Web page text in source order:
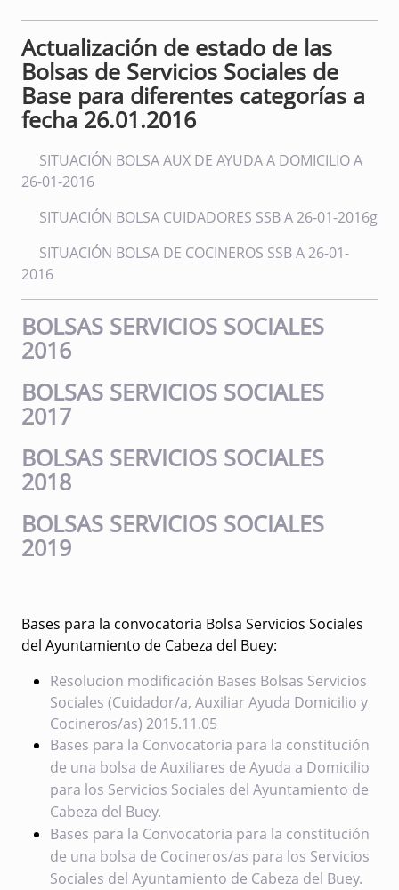
Actualización de estado de las
Bolsas de Servicios Sociales de
Base para diferentes categorías a
fecha 26.01.2016
SITUACIÓN BOLSA AUX DE AYUDA A DOMICILIO A
26-01-2016
SITUACIÓN BOLSA CUIDADORES SSB A 26-01-2016g
SITUACIÓN BOLSA DE COCINEROS SSB A 26-01-
2016
BOLSAS SERVICIOS SOCIALES
2016
BOLSAS SERVICIOS SOCIALES
2017
BOLSAS SERVICIOS SOCIALES
2018
BOLSAS SERVICIOS SOCIALES
2019
Bases para la convocatoria Bolsa Servicios Sociales
del Ayuntamiento de Cabeza del Buey:
Resolucion modificación Bases Bolsas Servicios
Sociales (Cuidador/a, Auxiliar Ayuda Domicilio y
Cocineros/as) 2015.11.05
Bases para la Convocatoria para la constitución
de una bolsa de Auxiliares de Ayuda a Domicilio
para los Servicios Sociales del Ayuntamiento de
Cabeza del Buey.
Bases para la Convocatoria para la constitución
de una bolsa de Cocineros/as para los Servicios
Sociales del Ayuntamiento de Cabeza del Buey.